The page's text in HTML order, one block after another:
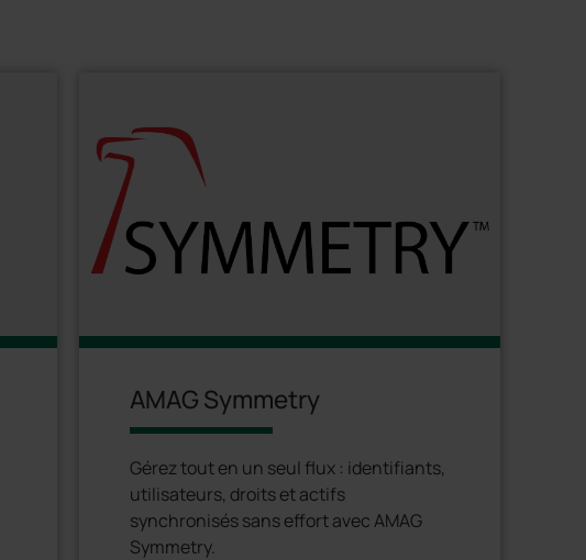
AMAG Symmetry
Gérez tout en un seul flux : identifiants,
utilisateurs, droits et actifs
synchronisés sans effort avec AMAG
Symmetry.